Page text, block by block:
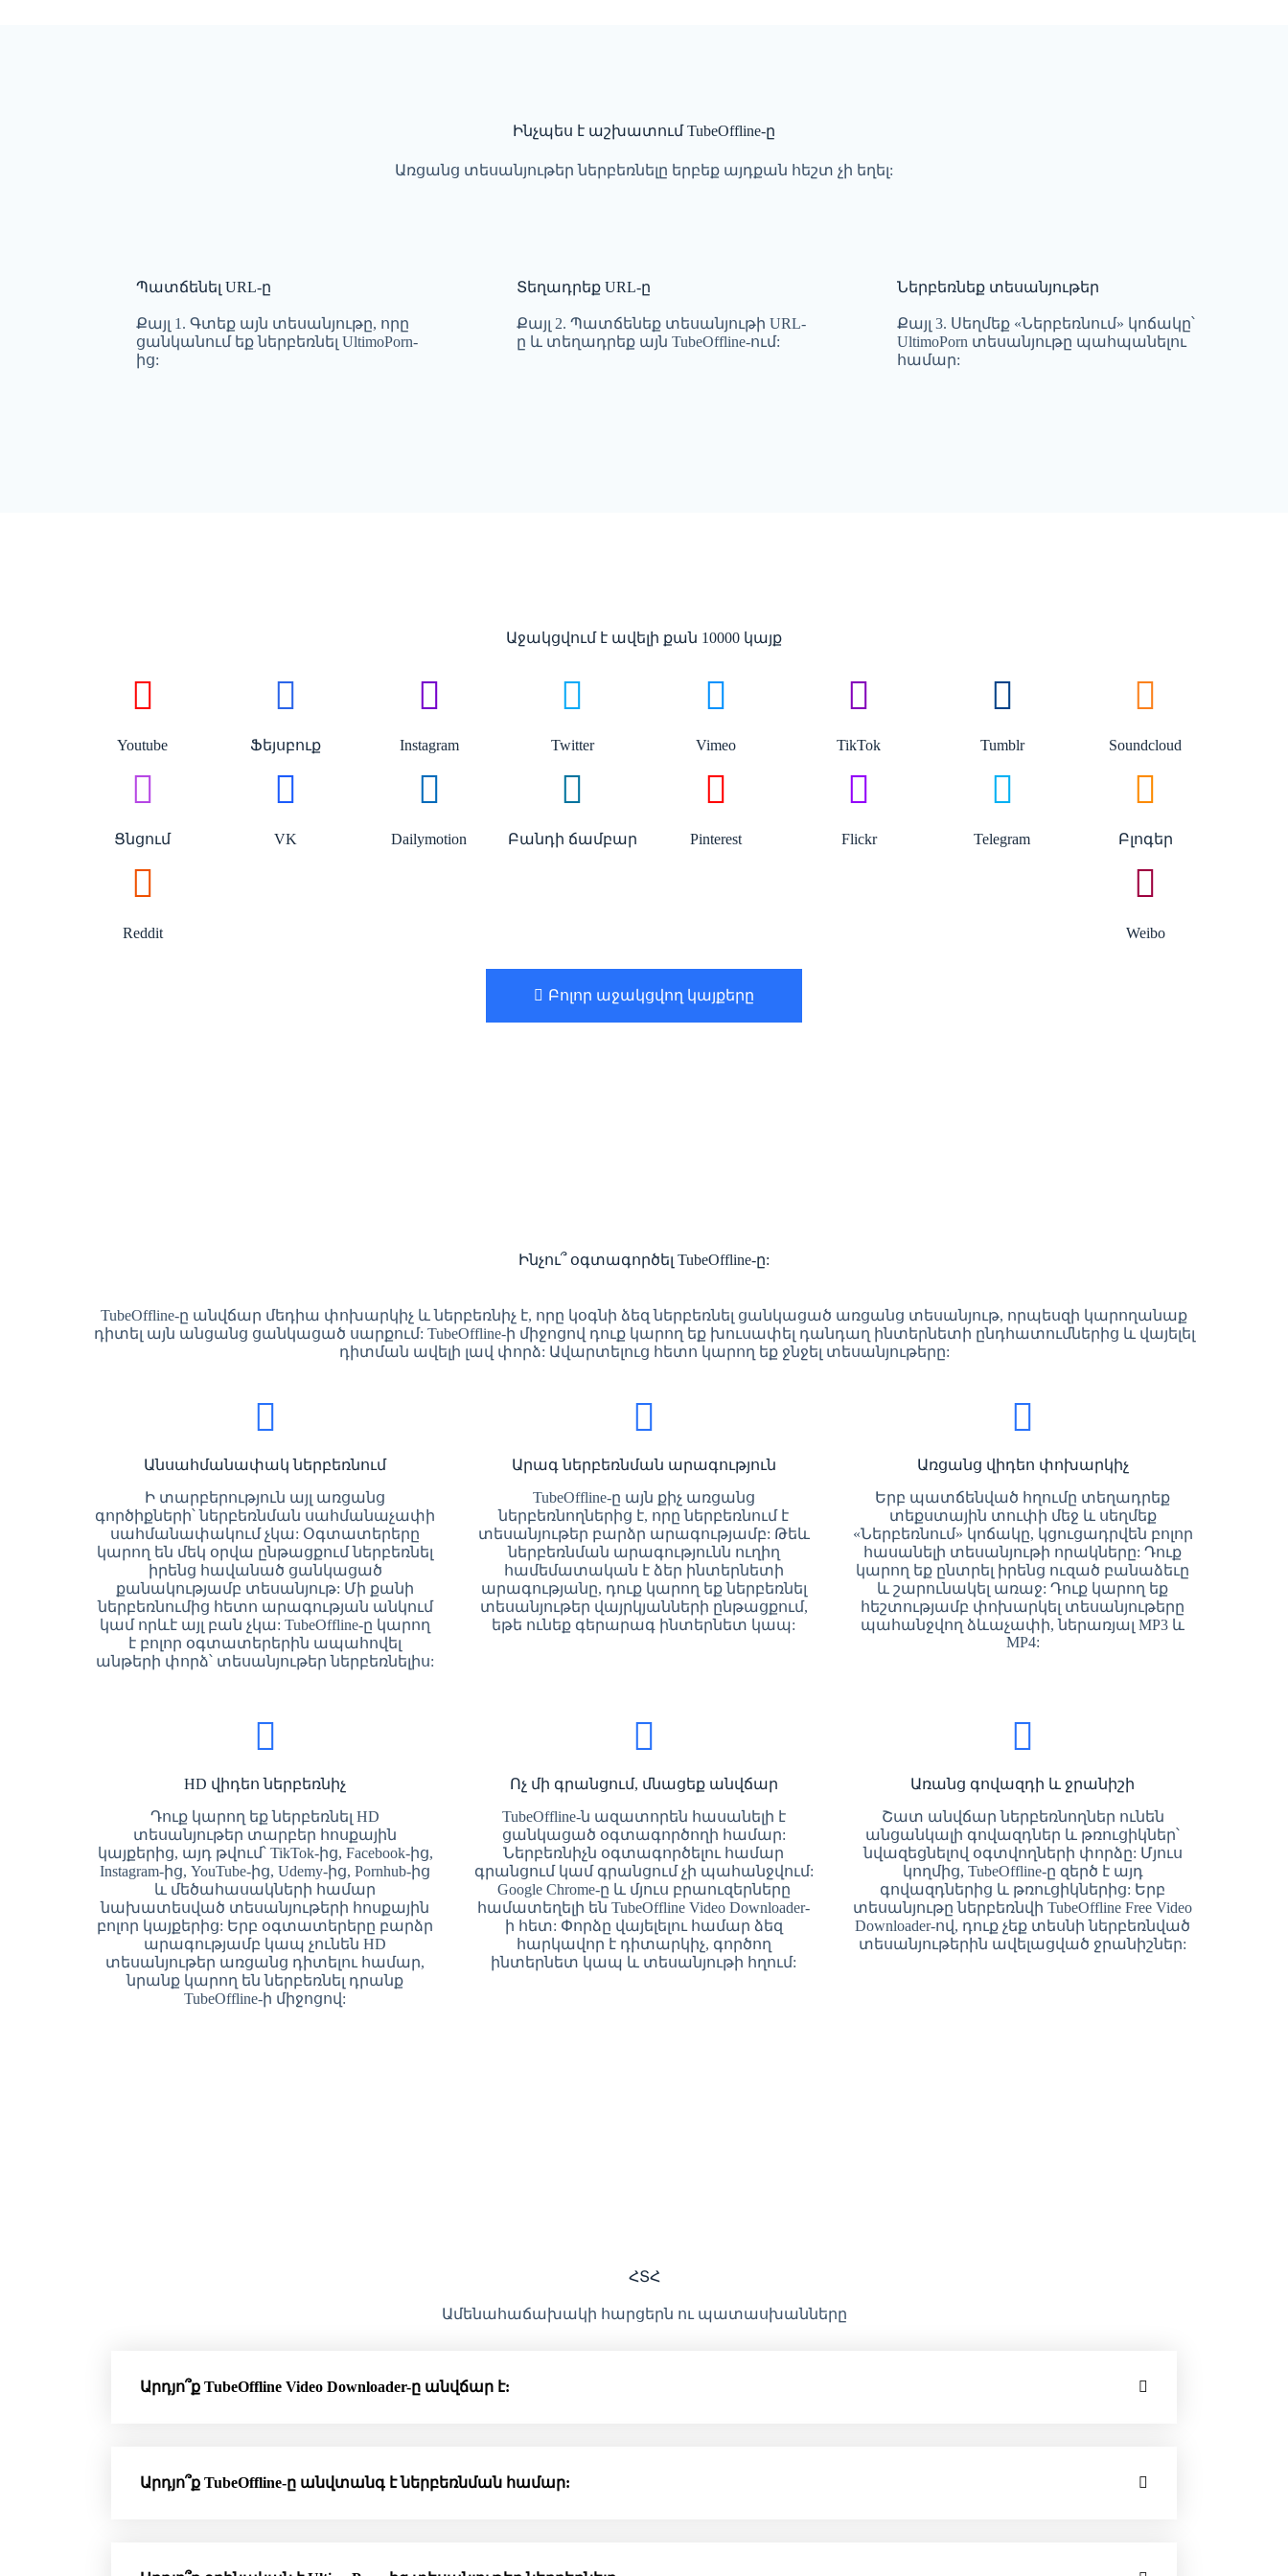
Ինչպես է աշխատում TubeOffline-ը
Առցանց տեսանյութեր ներբեռնելը երբեք այդքան հեշտ չի եղել:
Պատճենել URL-ը
Քայլ 1. Գտեք այն տեսանյութը, որը
ցանկանում եք ներբեռնել UltimoPorn-
ից:
Տեղադրեք URL-ը
Քայլ 2. Պատճենեք տեսանյութի URL-
ը և տեղադրեք այն TubeOffline-ում:
Ներբեռնեք տեսանյութեր
Քայլ 3. Սեղմեք «Ներբեռնում» կոճակը՝
UltimoPorn տեսանյութը պահպանելու
համար:
Աջակցվում է ավելի քան 10000 կայք
Youtube Ֆեյսբուք Instagram Twitter Vimeo TikTok Tumblr Soundcloud
Ցնցում VK Dailymotion Բանդի ճամբար Pinterest Flickr Telegram Բլոգեր
Reddit Weibo
Բոլոր աջակցվող կայքերը
Ինչու՞ օգտագործել TubeOffline-ը:
TubeOffline-ը անվճար մեդիա փոխարկիչ և ներբեռնիչ է, որը կօգնի ձեզ ներբեռնել ցանկացած առցանց տեսանյութ, որպեսզի կարողանաք
դիտել այն անցանց ցանկացած սարքում: TubeOffline-ի միջոցով դուք կարող եք խուսափել դանդաղ ինտերնետի ընդհատումներից և վայելել
դիտման ավելի լավ փորձ: Ավարտելուց հետո կարող եք ջնջել տեսանյութերը:
Անսահմանափակ ներբեռնում
Ի տարբերություն այլ առցանց
գործիքների՝ ներբեռնման սահմանաչափի
սահմանափակում չկա: Օգտատերերը
կարող են մեկ օրվա ընթացքում ներբեռնել
իրենց հավանած ցանկացած
քանակությամբ տեսանյութ: Մի քանի
ներբեռնումից հետո արագության անկում
կամ որևէ այլ բան չկա: TubeOffline-ը կարող
է բոլոր օգտատերերին ապահովել
անթերի փորձ՝ տեսանյութեր ներբեռնելիս:
Արագ ներբեռնման արագություն
TubeOffline-ը այն քիչ առցանց
ներբեռնողներից է, որը ներբեռնում է
տեսանյութեր բարձր արագությամբ: Թեև
ներբեռնման արագությունն ուղիղ
համեմատական ​​է ձեր ինտերնետի
արագությանը, դուք կարող եք ներբեռնել
տեսանյութեր վայրկյանների ընթացքում,
եթե ունեք գերարագ ինտերնետ կապ:
Առցանց վիդեո փոխարկիչ
Երբ պատճենված հղումը տեղադրեք
տեքստային տուփի մեջ և սեղմեք
«Ներբեռնում» կոճակը, կցուցադրվեն բոլոր
հասանելի տեսանյութի որակները: Դուք
կարող եք ընտրել իրենց ուզած բանաձեւը
և շարունակել առաջ: Դուք կարող եք
հեշտությամբ փոխարկել տեսանյութերը
պահանջվող ձևաչափի, ներառյալ MP3 և
MP4:
HD վիդեո ներբեռնիչ
Դուք կարող եք ներբեռնել HD
տեսանյութեր տարբեր հոսքային
կայքերից, այդ թվում՝ TikTok-ից, Facebook-ից,
Instagram-ից, YouTube-ից, Udemy-ից, Pornhub-ից
և մեծահասակների համար
նախատեսված տեսանյութերի հոսքային
բոլոր կայքերից: Երբ օգտատերերը բարձր
արագությամբ կապ չունեն HD
տեսանյութեր առցանց դիտելու համար,
նրանք կարող են ներբեռնել դրանք
TubeOffline-ի միջոցով:
Ոչ մի գրանցում, մնացեք անվճար
TubeOffline-ն ազատորեն հասանելի է
ցանկացած օգտագործողի համար:
Ներբեռնիչն օգտագործելու համար
գրանցում կամ գրանցում չի պահանջվում:
Google Chrome-ը և մյուս բրաուզերները
համատեղելի են TubeOffline Video Downloader-
ի հետ: Փորձը վայելելու համար ձեզ
հարկավոր է դիտարկիչ, գործող
ինտերնետ կապ և տեսանյութի հղում:
Առանց գովազդի և ջրանիշի
Շատ անվճար ներբեռնողներ ունեն
անցանկալի գովազդներ և թռուցիկներ՝
նվազեցնելով օգտվողների փորձը: Մյուս
կողմից, TubeOffline-ը զերծ է այդ
գովազդներից և թռուցիկներից: Երբ
տեսանյութը ներբեռնվի TubeOffline Free Video
Downloader-ով, դուք չեք տեսնի ներբեռնված
տեսանյութերին ավելացված ջրանիշներ:
ՀՏՀ
Ամենահաճախակի հարցերն ու պատասխանները
Արդյո՞ք TubeOffline Video Downloader-ը անվճար է:
Արդյո՞ք TubeOffline-ը անվտանգ է ներբեռնման համար: